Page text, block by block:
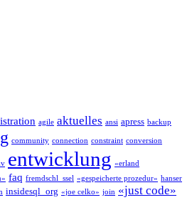
agile aktuelles ansi apress backup
community connection constraint conversion
entwicklung «erland
faq fremdschl_ssel «gespeicherte prozedur» hanser
insidesql_org «joe celko» join «just code»